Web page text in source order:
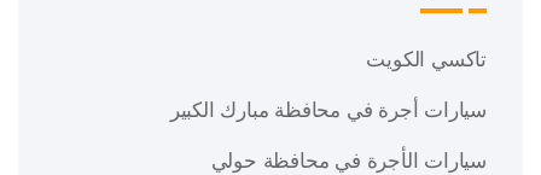
تاكسي الكويت
سيارات أجرة في محافظة مبارك الكبير
سيارات الأجرة في محافظة حولي